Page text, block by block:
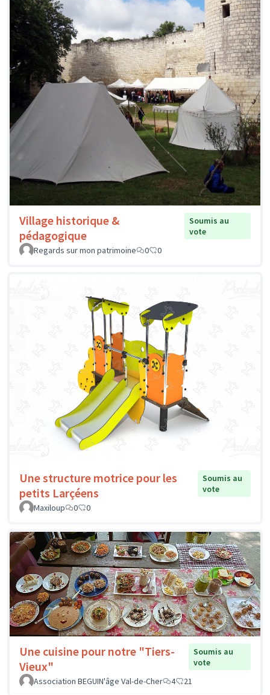
Village historique &
pédagogique
Soumis au
vote
Regards sur mon patrimoine
0 0
Une structure motrice pour les
petits Larçéens
Soumis au
vote
Maxiloup
0 0
Une cuisine pour notre "Tiers-
Vieux"
Soumis au
vote
Association BEGUIN'âge Val-de-Cher
4 21